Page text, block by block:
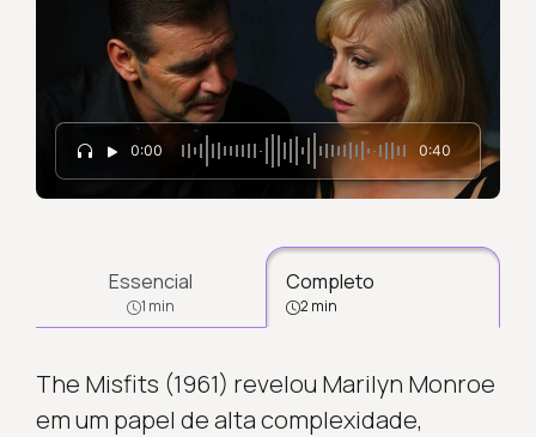
0:00 0:40
Essencial
1 min
Completo
2 min
The Misfits (1961) revelou Marilyn Monroe
em um papel de alta complexidade,